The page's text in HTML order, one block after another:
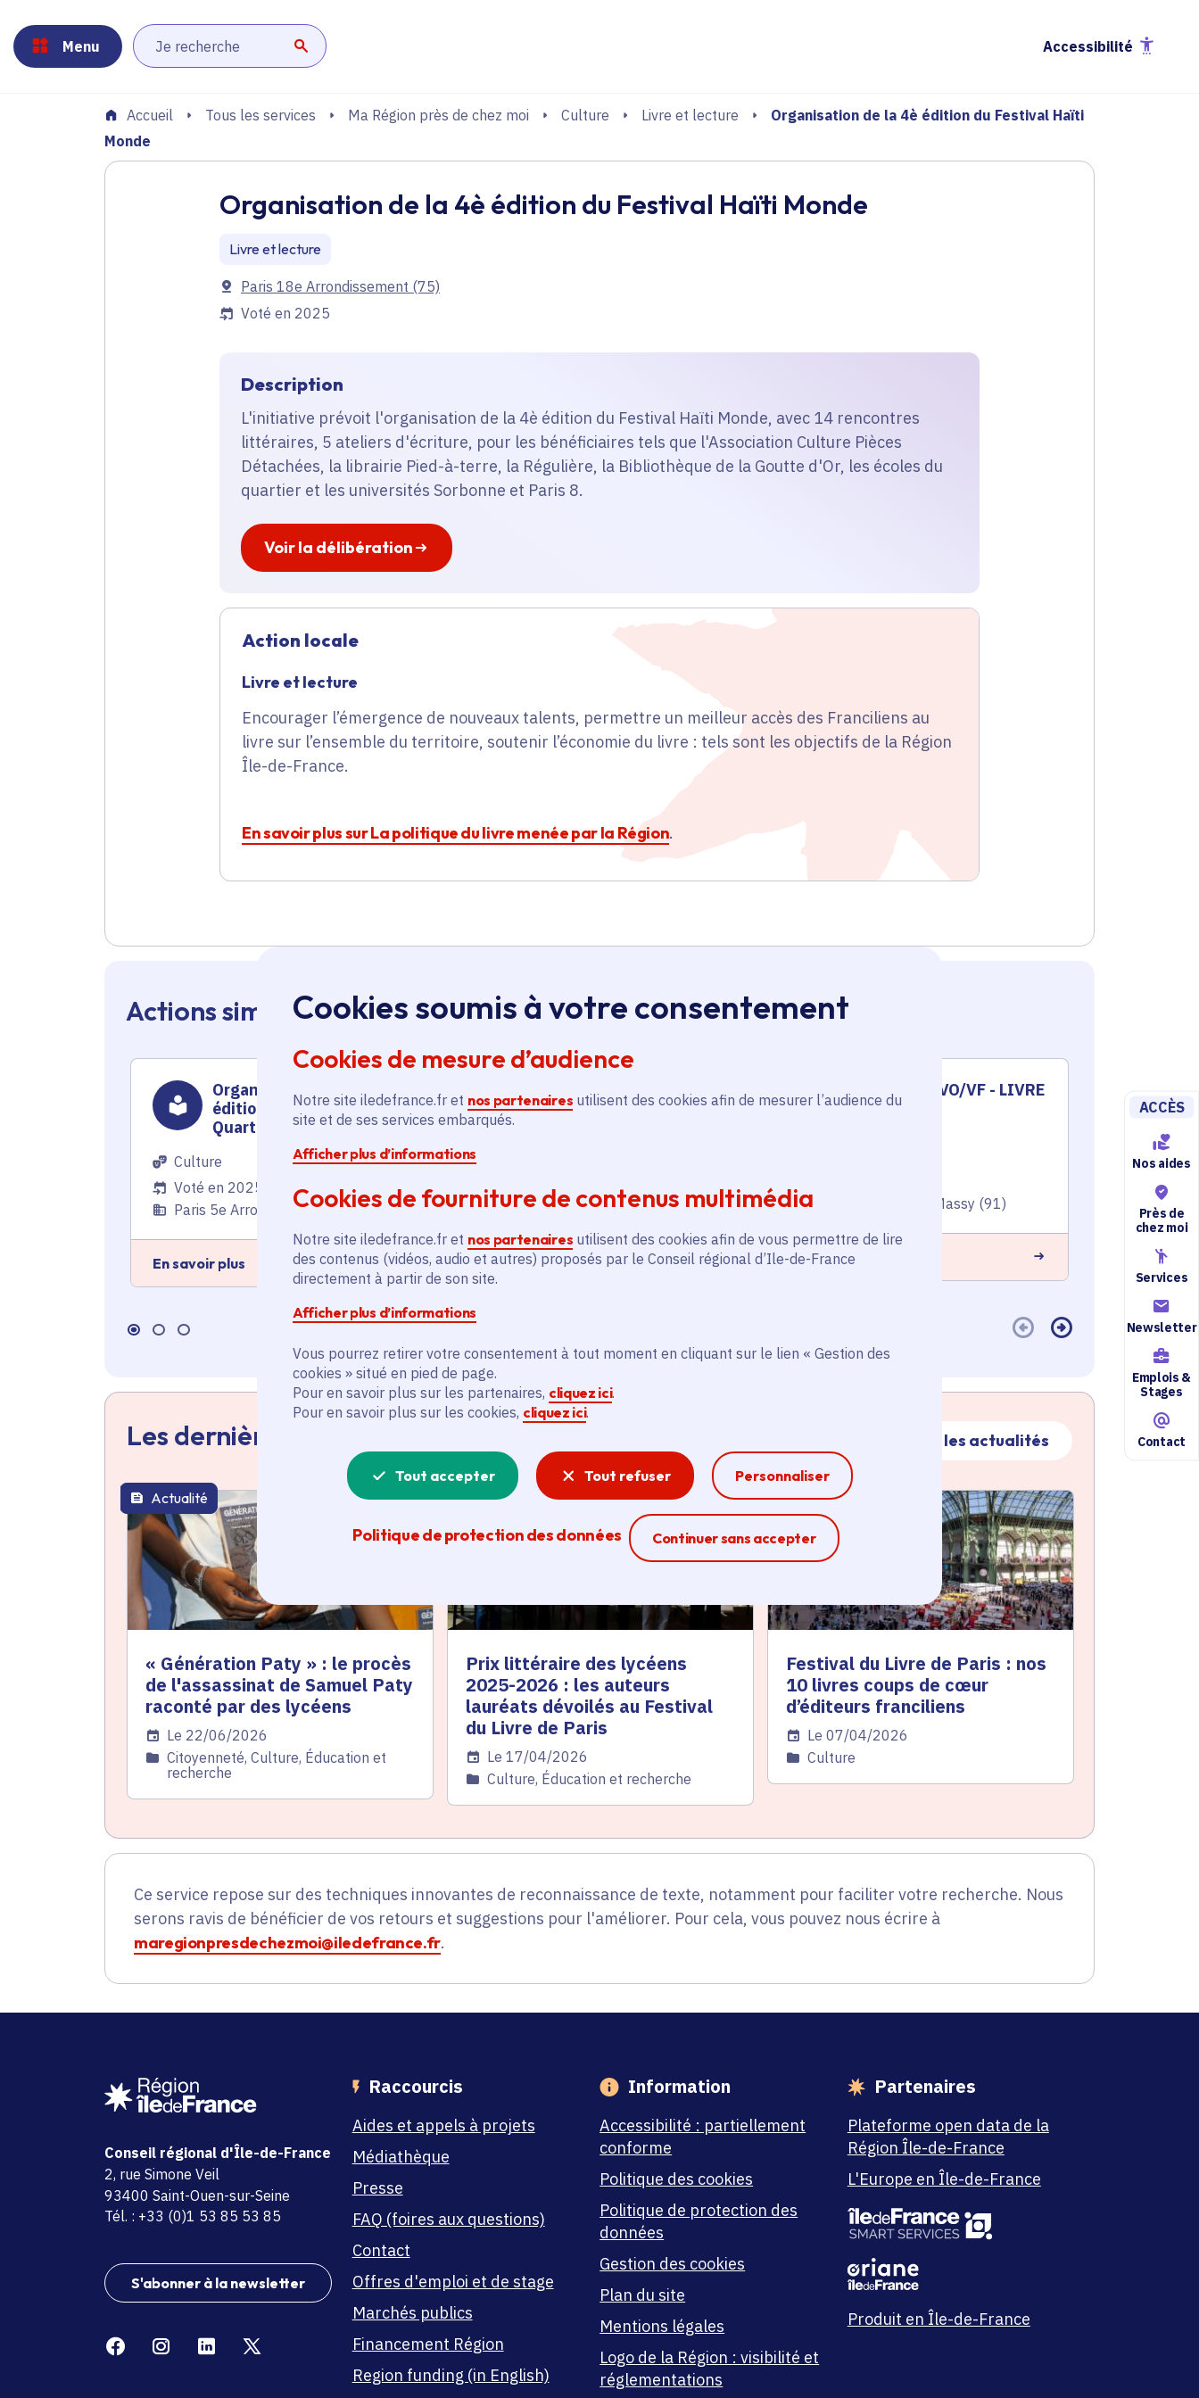
Cookies soumis à votre consentement
Cookies de mesure d’audience
Notre site iledefrance.fr et nos partenaires utilisent des cookies afin de mesurer l’audience du
site et de ses services embarqués.
Afficher plus d’informations
Cookies de fourniture de contenus multimédia
Notre site iledefrance.fr et nos partenaires utilisent des cookies afin de vous permettre de lire
des contenus (vidéos, audio et autres) proposés par le Conseil régional d’Ile-de-France
directement à partir de son site.
Afficher plus d’informations
Vous pourrez retirer votre consentement à tout moment en cliquant sur le lien « Gestion des
cookies » situé en pied de page.
Pour en savoir plus sur les partenaires, cliquez ici.
Pour en savoir plus sur les cookies, cliquez ici.
Tout accepter Tout refuser Personnaliser
Politique de protection des données Continuer sans accepter
Ferme la modale
Menu
Lancer la recherche Accessibilité
Accueil Tous les services Ma Région près de chez moi Culture Livre et lecture
Organisation de la 4è édition du Festival Haïti
Monde
ACCÈS
Nos aides
Près de
chez moi
Services
Newsletter
Emplois &
Stages
Contact
Organisation de la 4è édition du Festival Haïti Monde
Livre et lecture
Communes
Paris 18e Arrondissement (75)
Voté en 2025
Description
L'initiative prévoit l'organisation de la 4è édition du Festival Haïti Monde, avec 14 rencontres
littéraires, 5 ateliers d'écriture, pour les bénéficiaires tels que l'Association Culture Pièces
Détachées, la librairie Pied-à-terre, la Régulière, la Bibliothèque de la Goutte d'Or, les écoles du
quartier et les universités Sorbonne et Paris 8.
Voir la délibération
Action locale
Livre et lecture
Encourager l’émergence de nouveaux talents, permettre un meilleur accès des Franciliens au
livre sur l’ensemble du territoire, soutenir l’économie du livre : tels sont les objectifs de la Région
Île-de-France.
En savoir plus sur La politique du livre menée par la Région.
Actions similaires en Île-de-France
Organisation de la 10è
édition du Festival
Quartier du Livre
Culture
Voté en 2025
Paris 5e Arrondissement (75)
En savoir plus
Organisation du 5è
Festival MOT pour Mots
Paris 19e Arrondissement (75)
En savoir plus
13è Festival VO/VF - LIVRE
2025
Gif-sur-Yvette (91), Massy (91)
En savoir plus
du
Culture
Voté en
Corbeil-
En savoir plus
Les dernières actualités Toutes les actualités
thématique active
Actualité
« Génération Paty » : le procès
de l'assassinat de Samuel Paty
raconté par des lycéens
Date de l'arrêté
Le 22/06/2026
Catégorie
Citoyenneté, Culture, Éducation et
recherche
thématique active
Actualité
Prix littéraire des lycéens
2025-2026 : les auteurs
lauréats dévoilés au Festival
du Livre de Paris
Date de l'arrêté
Le 17/04/2026
Catégorie
Culture, Éducation et recherche
thématique active
Actualité
Festival du Livre de Paris : nos
10 livres coups de cœur
d’éditeurs franciliens
Date de l'arrêté
Le 07/04/2026
Catégorie
Culture
Ce service repose sur des techniques innovantes de reconnaissance de texte, notamment pour faciliter votre recherche. Nous
serons ravis de bénéficier de vos retours et suggestions pour l'améliorer. Pour cela, vous pouvez nous écrire à
maregionpresdechezmoi@iledefrance.fr.
Conseil régional d'Île-de-France
adresse
2, rue Simone Veil
code postal et commune
93400 Saint-Ouen-sur-Seine
Tél. : +33 (0)1 53 85 53 85
S'abonner à la newsletter
FacebookInstagramLinkedin
Raccourcis
Aides et appels à projets
Médiathèque
Presse
FAQ (foires aux questions)
Contact
Offres d'emploi et de stage
Marchés publics
Financement Région
Region funding (in English)
Information
Accessibilité : partiellement
conforme
Politique des cookies
Politique de protection des
données
Gestion des cookies
Plan du site
Mentions légales
Logo de la Région : visibilité et
réglementations
Partenaires
Plateforme open data de la
Région Île-de-France
L'Europe en Île-de-France
Produit en Île-de-France